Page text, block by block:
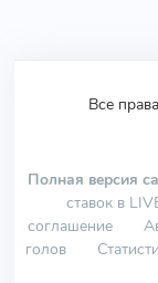
Все
Полная версия
ставок в
соглашение
голов